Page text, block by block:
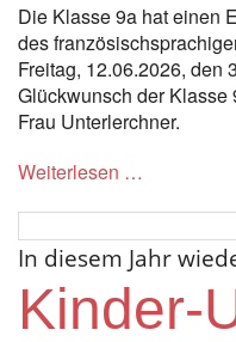
Die Klasse 9a hat einen
des
Freitag, 12.06.2026, den
Glückwunsch der Klasse
Frau Unterlerchner.
Weiterlesen …
In diesem Jahr
Kinder-